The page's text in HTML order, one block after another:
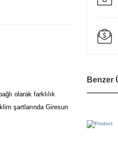
olarak farklılık
şartlarında Giresun
Benzer